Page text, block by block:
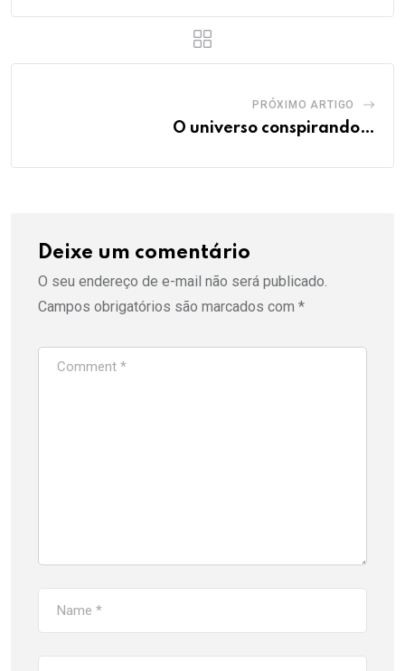
PRÓXIMO ARTIGO
O universo conspirando…
Deixe um comentário
O seu endereço de e-mail não será publicado.
Campos obrigatórios são marcados com *